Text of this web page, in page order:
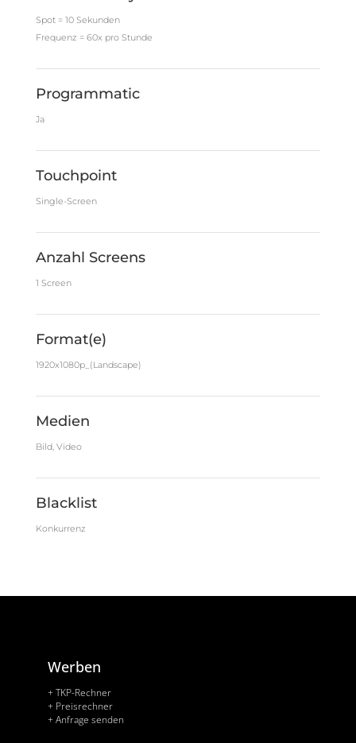
Spot = 10 Sekunden
Frequenz = 60x pro Stunde
Programmatic
Ja
Touchpoint
Single-Screen
Anzahl Screens
1 Screen
Format(e)
1920x1080p_(Landscape)
Medien
Bild, Video
Blacklist
Konkurrenz
Werben
+ TKP-Rechner
+ Preisrechner
+ Anfrage senden